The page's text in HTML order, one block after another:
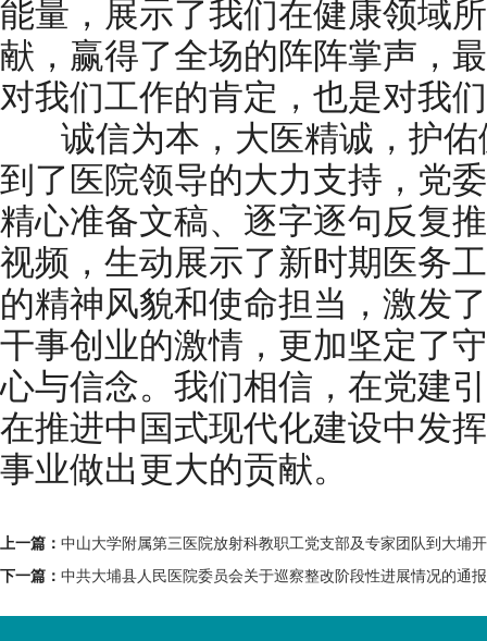
能量，展示了我们在健康领域
献，赢得了全场的阵阵掌声，
对我们工作的肯定，也是对我
诚信为本，大医精诚，护佑
到了医院领导的大力支持，党
精心准备文稿、逐字逐句反复
视频，生动展示了新时期医务
的精神风貌和使命担当，激发
干事创业的激情，更加坚定了
心与信念。我们相信，在党建
在推进中国式现代化建设中发
事业做出更大的贡献。
上一篇： 中山大学附属第三医院放射科教职工党支部及专家团队到大埔
下一篇： 中共大埔县人民医院委员会关于巡察整改阶段性进展情况的通报